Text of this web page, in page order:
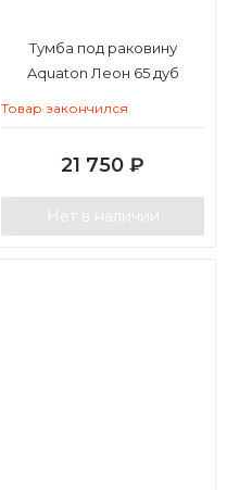
Тумба под раковину
Aquaton Леон 65 дуб
Товар закончился
21 750 ₽
Нет в наличии